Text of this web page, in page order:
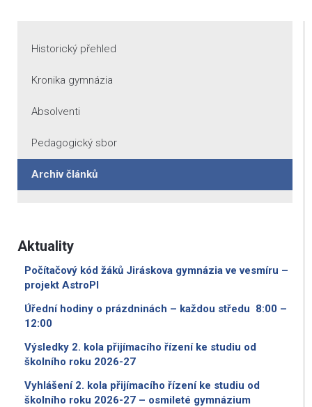
Historický přehled
Kronika gymnázia
Absolventi
Pedagogický sbor
Archiv článků
Aktuality
Počítačový kód žáků Jiráskova gymnázia ve vesmíru –
projekt AstroPI
Úřední hodiny o prázdninách – každou středu 8:00 –
12:00
Výsledky 2. kola přijímacího řízení ke studiu od
školního roku 2026-27
Vyhlášení 2. kola přijímacího řízení ke studiu od
školního roku 2026-27 – osmileté gymnázium